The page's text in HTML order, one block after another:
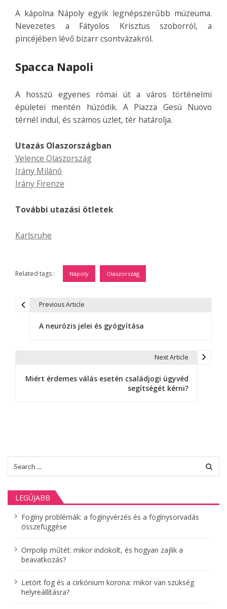
A kápolna Nápoly egyik legnépszerűbb múzeuma.
Nevezetes a Fátyolos Krisztus szoborról, a
pincéjében lévő bizarr csontvázakról.
Spacca Napoli
A hosszú egyenes római út a város történelmi
épületei mentén húzódik. A Piazza Gesú Nuovo
térnél indul, és számos üzlet, tér határolja.
Utazás Olaszországban
Velence Olaszország
Irány Milánó
Irány Firenze
További utazási ötletek
Karlsruhe
Related tags : Nápoly Olaszország
s
n
a
v
g
c
Previous Article
A neurózis jelei és gyógyítása
Next Article
Miért érdemes válás esetén családjogi ügyvéd
segítségét kérni?
for:
LEGÚJABB
Fogíny problémák: a fogínyvérzés és a fogínysorvadás
összefüggése
Orrpolip műtét: mikor indokolt, és hogyan zajlik a
beavatkozás?
Letört fog és a cirkónium korona: mikor van szükség
helyreállításra?